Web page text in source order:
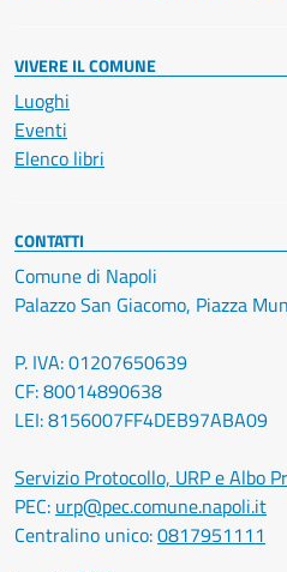
VIVERE IL COMUNE
Luoghi
Eventi
Elenco libri
CONTATTI
Comune di Napoli
Palazzo San Giacomo, Piazza
P. IVA: 01207650639
CF: 80014890638
LEI: 8156007FF4DEB97ABA09
Servizio Protocollo, URP e Albo
PEC: urp@pec.comune.napoli.it
Centralino unico:0817951111